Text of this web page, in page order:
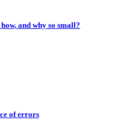
and why so small?
of errors